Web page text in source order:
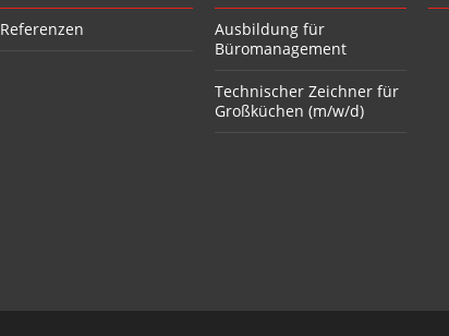
Referenzen
Ausbildung für
Büromanagement
Technischer Zeichner für
Großküchen (m/w/d)